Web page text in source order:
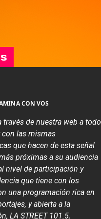
CON VOS
través de nuestra web a todo
con las mismas
que hacen de esta señal
próximas a su audiencia
nivel de participación y
que tiene con los
una programación rica en
y abierta a la
LA STREET 101.5,